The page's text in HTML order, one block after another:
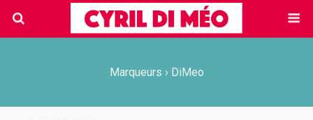
Marqueurs › DiMeo